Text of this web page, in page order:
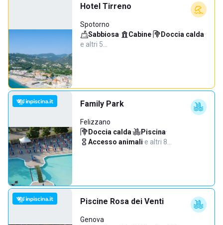
Hotel Tirreno
Spotorno
Sabbiosa· Cabine· Doccia calda·
e altri 5…
Family Park
Felizzano
Doccia calda· Piscina·
Accesso animali·e altri 8…
Piscine Rosa dei Venti
Genova